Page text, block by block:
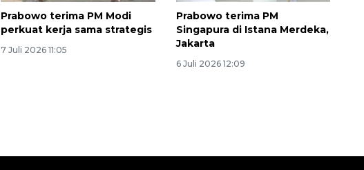
Prabowo terima PM Modi
perkuat kerja sama strategis
7 Juli 2026 11:05
Prabowo terima PM
Singapura di Istana Merdeka,
Jakarta
6 Juli 2026 12:09
160 ribu sambungan baru
jaringan gas 2026
2026-08-07 18:00:00